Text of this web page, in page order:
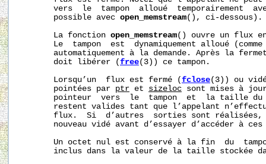
vers  le  tampon  alloué  temporairement
       possible avec
open_memstream(), ci-dessous).
       La fonction
open_memstream() ouvre un flux
Le  tampon  est  dynamiquement alloué
automatiquement à la demande. Après la
       doit libérer (
free(3)) ce tampon.
       Lorsqu’un  flux est fermé (
fclose(3)) ou
       pointées par
ptr et sizeloc sont mises à
pointeur  vers  le  tampon  et  la taille
restent valides tant que l’appelant
flux.  Si  d’autres  sorties sont
nouveau vidé avant d’essayer d’accéder à ces
Un octet nul est conservé à la fin  du
inclus dans la valeur de la taille stockée